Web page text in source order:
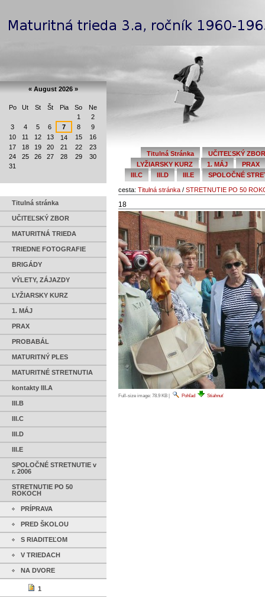
Titulná Stránka
UČITEĽSKÝ ZBOR
LYŽIARSKY KURZ
1. MÁJ
PRAX
III.C
III.D III.E SPOLOČNÉ
cesta: Titulná stránka / STRETNUTIE PO 50
18
Full-size image: 78.9 KB | Pohľad Stiahnuť
«August 2026»
Po Ut St Št Pia So
Ne
1
2
3
4 5 6 7 8
9
10
11 12 13 14 15
16
17
18 19 20 21 22
23
24
25 26 27 28 29
30
31
Titulná stránka
UČITEĽSKÝ ZBOR
MATURITNÁ TRIEDA
TRIEDNE FOTOGRAFIE
BRIGÁDY
VÝLETY, ZÁJAZDY
LYŽIARSKY KURZ
1. MÁJ
PRAX
PROBABÁL
MATURITNÝ PLES
MATURITNÉ STRETNUTIA
kontakty III.A
III.B
III.C
III.D
III.E
SPOLOČNÉ STRETNUTIE v
r. 2006
STRETNUTIE PO 50
ROKOCH
PRÍPRAVA
PRED ŠKOLOU
S RIADITEĽOM
V TRIEDACH
NA DVORE
1